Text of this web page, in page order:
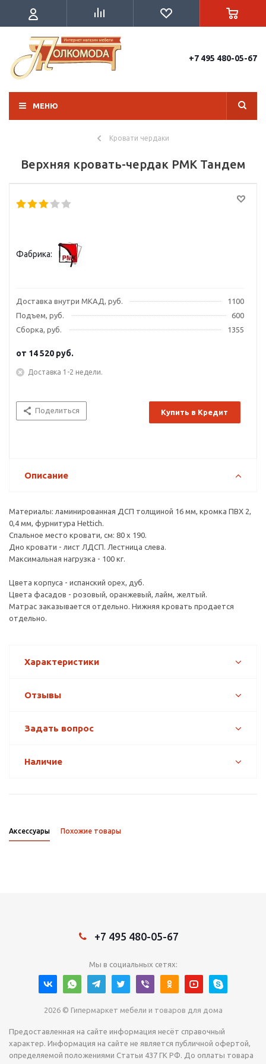
+7 495 480-05-67
МЕНЮ
Кровати чердаки
Верхняя кровать-чердак РМК Тандем
Фабрика:
Доставка внутри МКАД, руб.
1100
Подъем, руб.
600
Сборка, руб.
1355
от 14 520 руб.
Доставка 1-2 недели.
Поделиться Купить в Кредит
Описание
Материалы: ламинированная ДСП толщиной 16 мм, кромка ПВХ 2,
0,4 мм, фурнитура Hettich.
Спальное место кровати, см: 80 х 190.
Дно кровати - лист ЛДСП. Лестница слева.
Максимальная нагрузка - 100 кг.
Цвета корпуса - испанский орех, дуб.
Цвета фасадов - розовый, оранжевый, лайм, желтый.
Матрас заказывается отдельно. Нижняя кровать продается
отдельно.
Характеристики
Отзывы
Задать вопрос
Наличие
Аксессуары Похожие товары
+7 495 480-05-67
Мы в социальных сетях:
2026 © Гипермаркет мебели и товаров для дома
Предоставленная на сайте информация несёт справочный
характер. Информация на сайте не является публичной офертой,
определяемой положениями Статьи 437 ГК РФ. До оплаты товара